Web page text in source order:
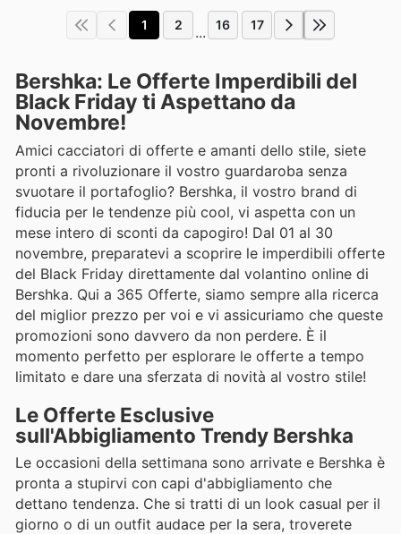
1 2 ... 16 17
Bershka: Le Offerte Imperdibili del
Black Friday ti Aspettano da
Novembre!
Amici cacciatori di offerte e amanti dello stile, siete
pronti a rivoluzionare il vostro guardaroba senza
svuotare il portafoglio? Bershka, il vostro brand di
fiducia per le tendenze più cool, vi aspetta con un
mese intero di sconti da capogiro! Dal 01 al 30
novembre, preparatevi a scoprire le imperdibili offerte
del Black Friday direttamente dal volantino online di
Bershka. Qui a 365 Offerte, siamo sempre alla ricerca
del miglior prezzo per voi e vi assicuriamo che queste
promozioni sono davvero da non perdere. È il
momento perfetto per esplorare le offerte a tempo
limitato e dare una sferzata di novità al vostro stile!
Le Offerte Esclusive
sull'Abbigliamento Trendy Bershka
Le occasioni della settimana sono arrivate e Bershka è
pronta a stupirvi con capi d'abbigliamento che
dettano tendenza. Che si tratti di un look casual per il
giorno o di un outfit audace per la sera, troverete